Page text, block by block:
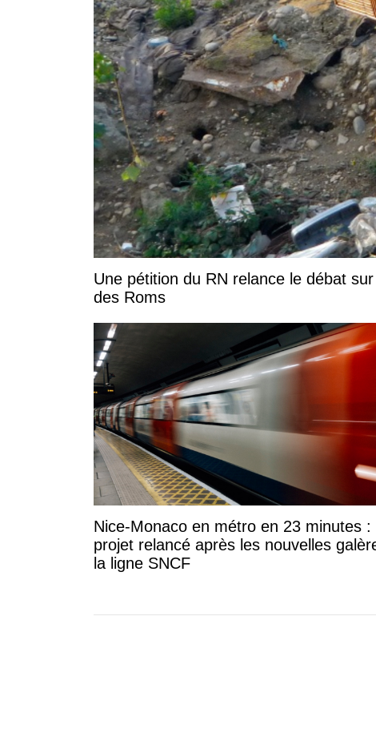
Une pétition du RN relance le débat
des Roms
Nice-Monaco en métro en 23 minutes :
projet relancé après les nouvelles
la ligne SNCF